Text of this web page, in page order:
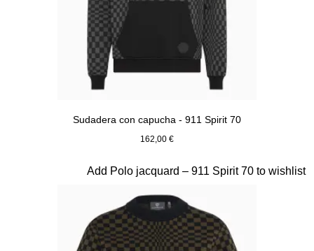
Sudadera con capucha - 911 Spirit 70
162,00 €
Add Polo jacquard – 911 Spirit 70 to wishlist
Diapositiva 3 de 20